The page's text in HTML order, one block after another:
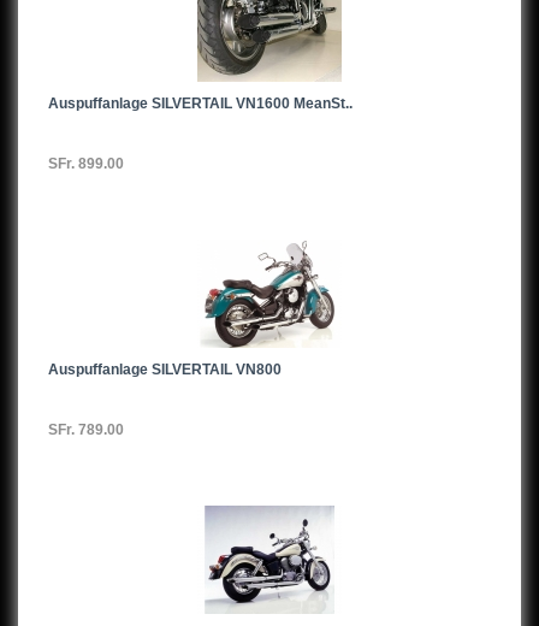
Auspuffanlage SILVERTAIL VN1600 MeanSt..
SFr. 899.00
Auspuffanlage SILVERTAIL VN800
SFr. 789.00